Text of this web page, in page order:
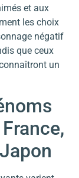
et aux
les choix
négatif
que ceux
un